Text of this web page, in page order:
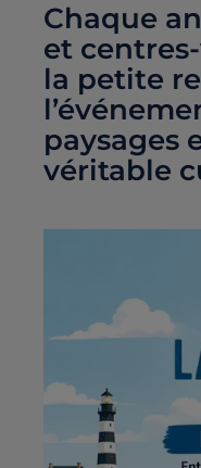
Chaque
et
la petite
paysages
véritable